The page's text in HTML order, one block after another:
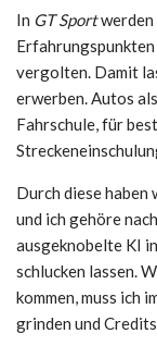
In GT Sportwerden
vergolten. Damit
erwerben. Autos
Fahrschule, für
Durch diese haben
und ich gehöre
ausgeknobelte KI
schlucken lassen.
kommen, muss ich
grinden und